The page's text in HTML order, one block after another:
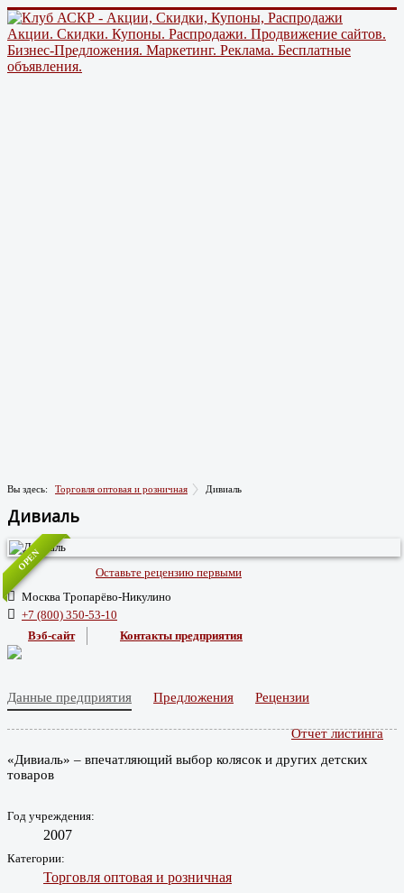
Акции. Скидки. Купоны. Распродажи. Продвижение сайтов.
Бизнес-Предложения. Маркетинг. Реклама. Бесплатные
объявления.
Вы здесь: Торговля оптовая и розничная Дивиаль
Дивиаль
OPEN
Оставьте рецензию первыми
Москва Тропарёво-Никулино
+7 (800) 350-53-10
Вэб-сайт
Контакты предприятия
Данные предприятия Предложения Рецензии
Отчет листинга
«Дивиаль» – впечатляющий выбор колясок и других детских
товаров
Год учреждения:
2007
Категории:
Торговля оптовая и розничная